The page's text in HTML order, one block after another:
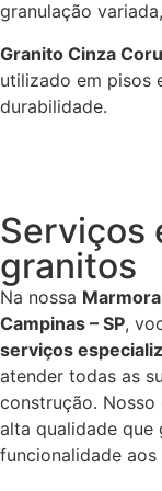
granulação
Granito Cinza
utilizado em pisos
durabilidade.
Serviços
granitos
Na nossa
Campinas – SP,
serviços
atender todas as
construção.
alta qualidade que
funcionalidade aos